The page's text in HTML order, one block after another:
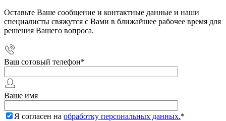
Оставьте Ваше сообщение и контактные данные и наши
специалисты свяжутся с Вами в ближайшее рабочее время для
решения Вашего вопроса.
Ваш сотовый телефон*
Ваше имя
Я согласен на обработку персональных данных.*